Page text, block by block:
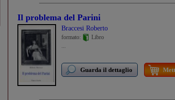
Il problema del Parini
Braccesi Roberto
formato:
Libro
...
Guarda il dettaglio